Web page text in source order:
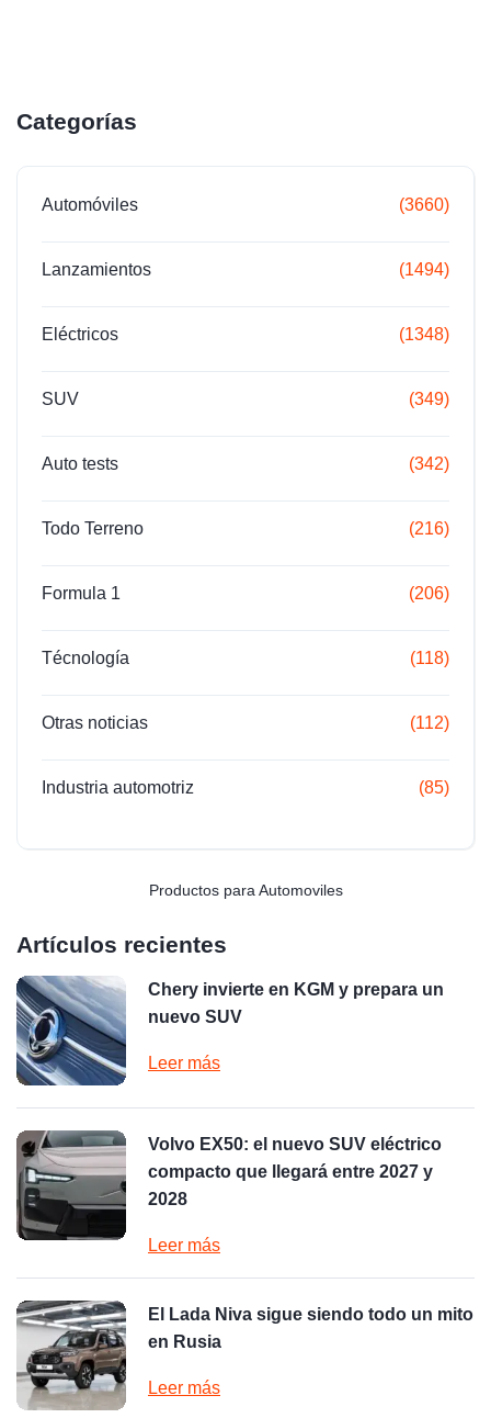
Categorías
Automóviles (3660)
Lanzamientos (1494)
Eléctricos (1348)
SUV (349)
Auto tests (342)
Todo Terreno (216)
Formula 1 (206)
Técnología (118)
Otras noticias (112)
Industria automotriz (85)
Productos para Automoviles
Artículos recientes
Chery invierte en KGM y prepara un
nuevo SUV
Leer más
Volvo EX50: el nuevo SUV eléctrico
compacto que llegará entre 2027 y
2028
Leer más
El Lada Niva sigue siendo todo un mito
en Rusia
Leer más